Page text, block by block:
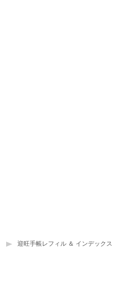
迎旺手帳レフィル ＆ インデックス